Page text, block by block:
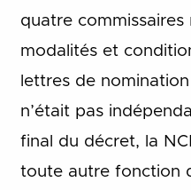
quatre commissaires
modalités et
lettres de
n’était pas
final du décret, la
toute autre fonction